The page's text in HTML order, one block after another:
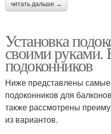
читать дальше →
Установка
своими
подоконников
Ниже представлены
подоконников для
также рассмотрены
из вариантов.